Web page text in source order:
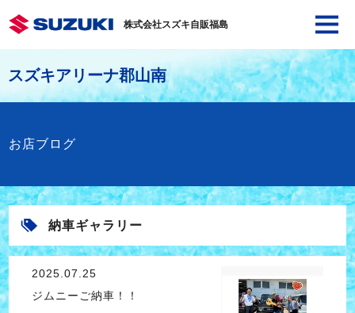
株式会社スズキ自販福島
スズキアリーナ郡山南
お店ブログ
納車ギャラリー
2025.07.25
ジムニーご納車！！